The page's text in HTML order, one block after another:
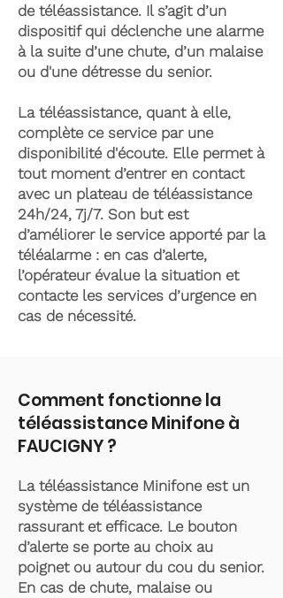
de téléassistance. Il s’agit d’un
dispositif qui déclenche une alarme
à la suite d’une chute, d’un malaise
ou d'une détresse du senior.
La téléassistance, quant à elle,
complète ce service par une
disponibilité d'écoute. Elle permet à
tout moment d’entrer en contact
avec un plateau de téléassistance
24h/24, 7j/7. Son but est
d’améliorer le service apporté par la
téléalarme : en cas d’alerte,
l’opérateur évalue la situation et
contacte les services d’urgence en
cas de nécessité.
Comment fonctionne la
téléassistance Minifone à
FAUCIGNY ?
La téléassistance Minifone est un
système de téléassistance
rassurant et efficace. Le bouton
d’alerte se porte au choix au
poignet ou autour du cou du senior.
En cas de chute, malaise ou